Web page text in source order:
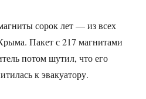
сорок лет — из всех
Пакет с 217 магнитами
потом шутил, что его
к эвакуатору.